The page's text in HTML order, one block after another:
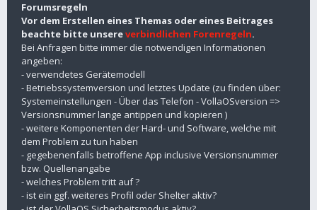
Forumsregeln
Vor dem Erstellen eines Themas oder eines Beitrages
beachte bitte unsereverbindlichen Forenregeln.
Bei Anfragen bitte immer die notwendigen Informationen
angeben:
- verwendetes Gerätemodell
- Betriebssystemversion und letztes Update (zu finden über:
Systemeinstellungen - Über das Telefon - VollaOSversion =>
Versionsnummer lange antippen und kopieren )
- weitere Komponenten der Hard- und Software, welche mit
dem Problem zu tun haben
- gegebenenfalls betroffene App inclusive Versionsnummer
bzw. Quellenangabe
- welches Problem tritt auf ?
- ist ein ggf. weiteres Profil oder Shelter aktiv?